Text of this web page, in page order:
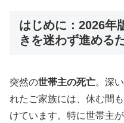
はじめに：2026年
きを迷わず進める
突然の世帯主の死亡。深
れたご家族には、休む間
けています。特に世帯主